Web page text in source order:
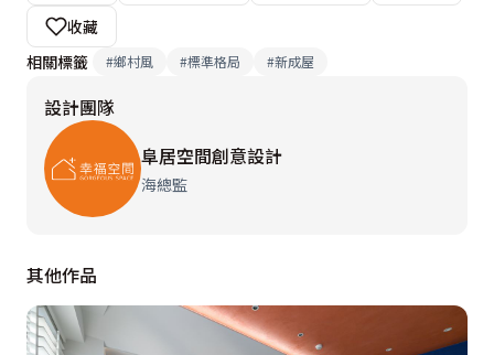
針對男屋主的工作需求，於書房區規劃活動門面，可形隨
機能彈性利用。臥眠的空間規劃上，則選用小碎花壁紙妝
收藏
相關標籤
#鄉村風 #標準格局 #新成屋
設計團隊
阜居空間創意設計
海總監
其他作品